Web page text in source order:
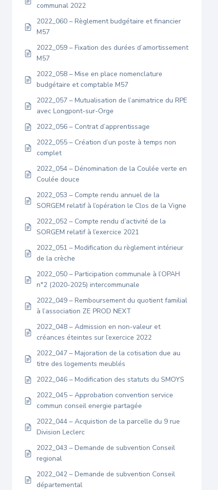
communal 2022
2022_060 – Règlement budgétaire et financier
M57
2022_059 – Fixation des durées d’amortissement
M57
2022_058 – Mise en place nomenclature
budgétaire et comptable M57
2022_057 – Mutualisation de l’animatrice du RPE
avec Longpont-sur-Orge
2022_056 – Contrat d’apprentissage
2022_055 – Création d’un poste à temps non
complet
2022_054 – Dénomination de la Coulée verte en
Coulée douce
2022_053 – Compte rendu annuel de la
SORGEM relatif à l’opération le Clos de la Vigne
2022_052 – Compte rendu d’activité de la
SORGEM relatif à l’exercice 2021
2022_051 – Modification du règlement intérieur
de la crèche
2022_050 – Participation communale à l’OPAH
n°2 (2020-2025) intercommunale
2022_049 – Remboursement du quotient familial
à l’association ZE PROD NEXT
2022_048 – Admission en non-valeur et
créances éteintes sur l’exercice 2022
2022_047 – Majoration de la cotisation due au
titre des logements meublés
2022_046 – Modification des statuts du SMOYS
2022_045 – Approbation convention service
commun conseil energie partagée
2022_044 – Acquistion de la parcelle du 9 rue
Division Leclerc
2022_043 – Demande de subvention Conseil
regional
2022_042 – Demande de subvention Conseil
départemental